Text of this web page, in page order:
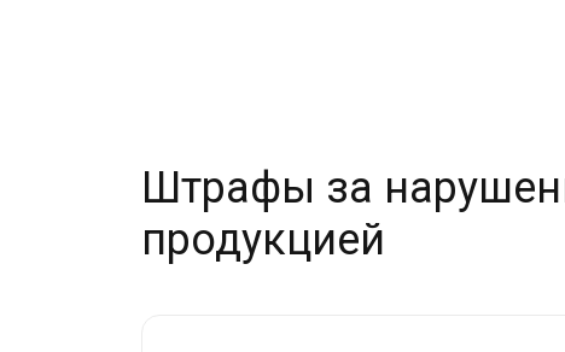
Штрафы за
продукцией